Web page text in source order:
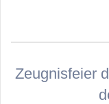
Zeugnisfeier